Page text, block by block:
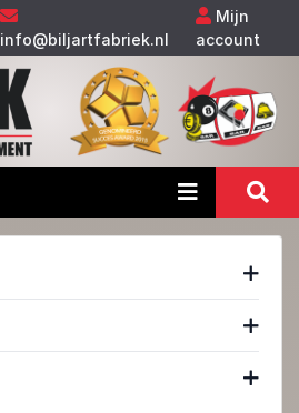
info@biljartfabriek.nl
Mijn
account